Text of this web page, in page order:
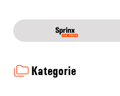
Kategorie